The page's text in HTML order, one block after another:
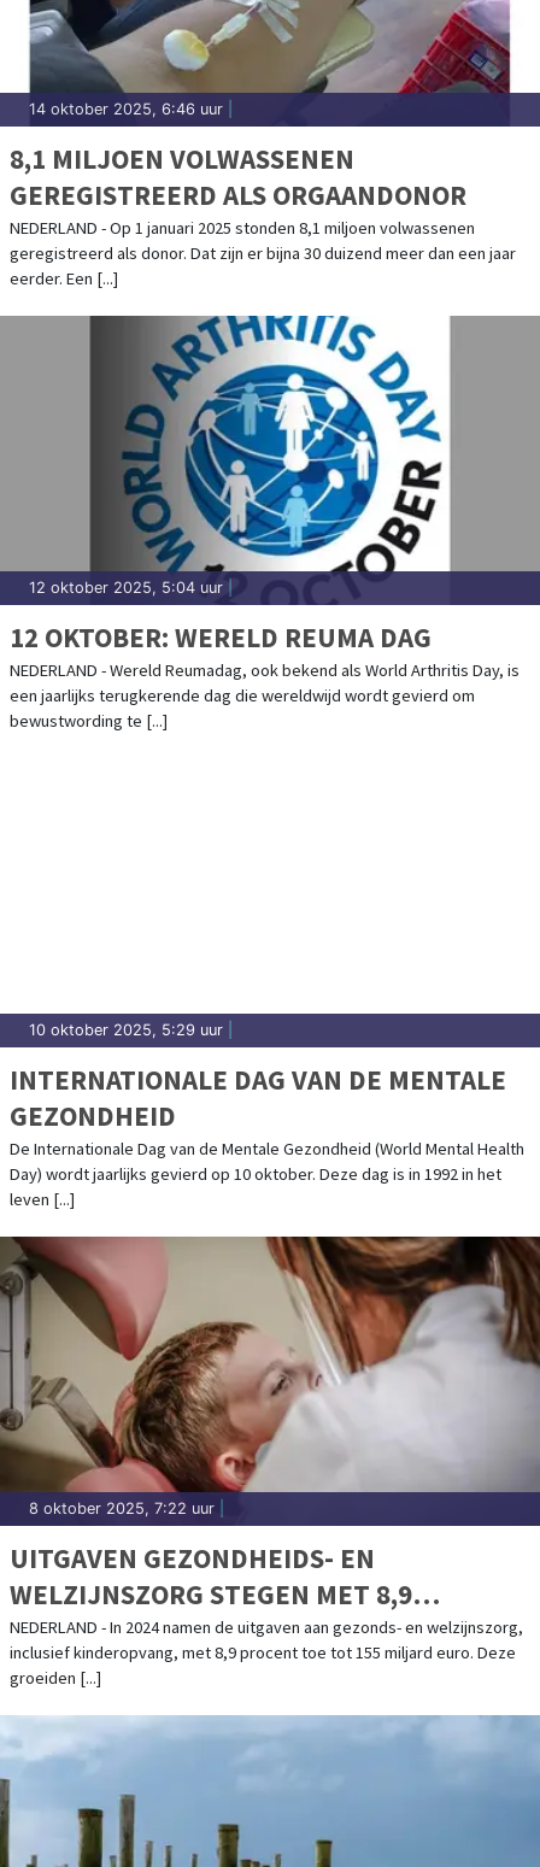
14 oktober 2025, 6:46 uur
8,1 MILJOEN VOLWASSENEN
GEREGISTREERD ALS ORGAANDONOR
NEDERLAND - Op 1 januari 2025 stonden 8,1 miljoen volwassenen
geregistreerd als donor. Dat zijn er bijna 30 duizend meer dan een jaar
eerder. Een [...]
12 oktober 2025, 5:04 uur
12 OKTOBER: WERELD REUMA DAG
NEDERLAND - Wereld Reumadag, ook bekend als World Arthritis Day, is
een jaarlijks terugkerende dag die wereldwijd wordt gevierd om
bewustwording te [...]
10 oktober 2025, 5:29 uur
INTERNATIONALE DAG VAN DE MENTALE
GEZONDHEID
De Internationale Dag van de Mentale Gezondheid (World Mental Health
Day) wordt jaarlijks gevierd op 10 oktober. Deze dag is in 1992 in het
leven [...]
8 oktober 2025, 7:22 uur
UITGAVEN GEZONDHEIDS- EN
WELZIJNSZORG STEGEN MET 8,9
PROCENT IN 2024
NEDERLAND - In 2024 namen de uitgaven aan gezonds- en welzijnszorg,
inclusief kinderopvang, met 8,9 procent toe tot 155 miljard euro. Deze
groeiden [...]